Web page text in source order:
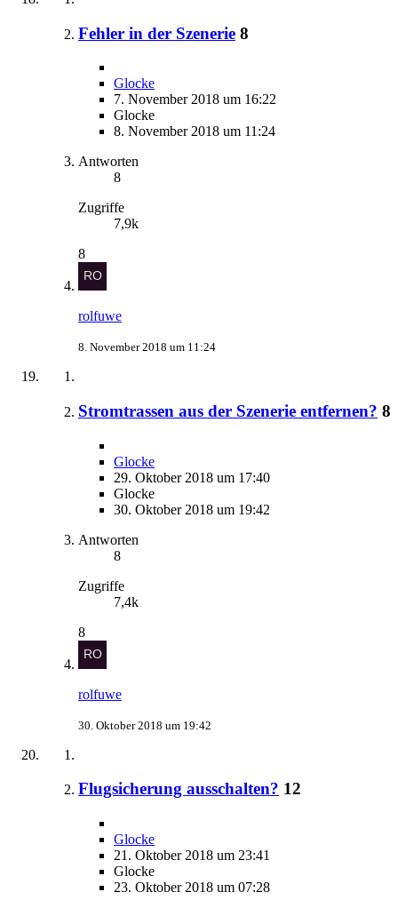
Fehler in der Szenerie 8
Glocke
7. November 2018 um 16:22
Glocke
8. November 2018 um 11:24
Antworten
8
Zugriffe
7,9k
8
rolfuwe
8. November 2018 um 11:24
Stromtrassen aus der Szenerie entfernen? 8
Glocke
29. Oktober 2018 um 17:40
Glocke
30. Oktober 2018 um 19:42
Antworten
8
Zugriffe
7,4k
8
rolfuwe
30. Oktober 2018 um 19:42
Flugsicherung ausschalten? 12
Glocke
21. Oktober 2018 um 23:41
Glocke
23. Oktober 2018 um 07:28